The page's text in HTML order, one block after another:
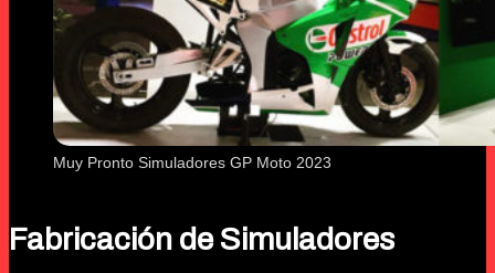
Muy Pronto Simuladores GP Moto 2023
Fabricación de Simuladores